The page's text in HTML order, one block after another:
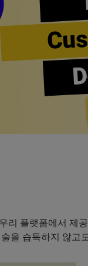
플랫폼에서 제
을 습득하지 않고